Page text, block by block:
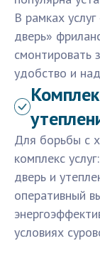
В рамках
дверь»
смонтировать
удобство и
Для борьбы с
комплекс
дверь и
оперативный
условиях